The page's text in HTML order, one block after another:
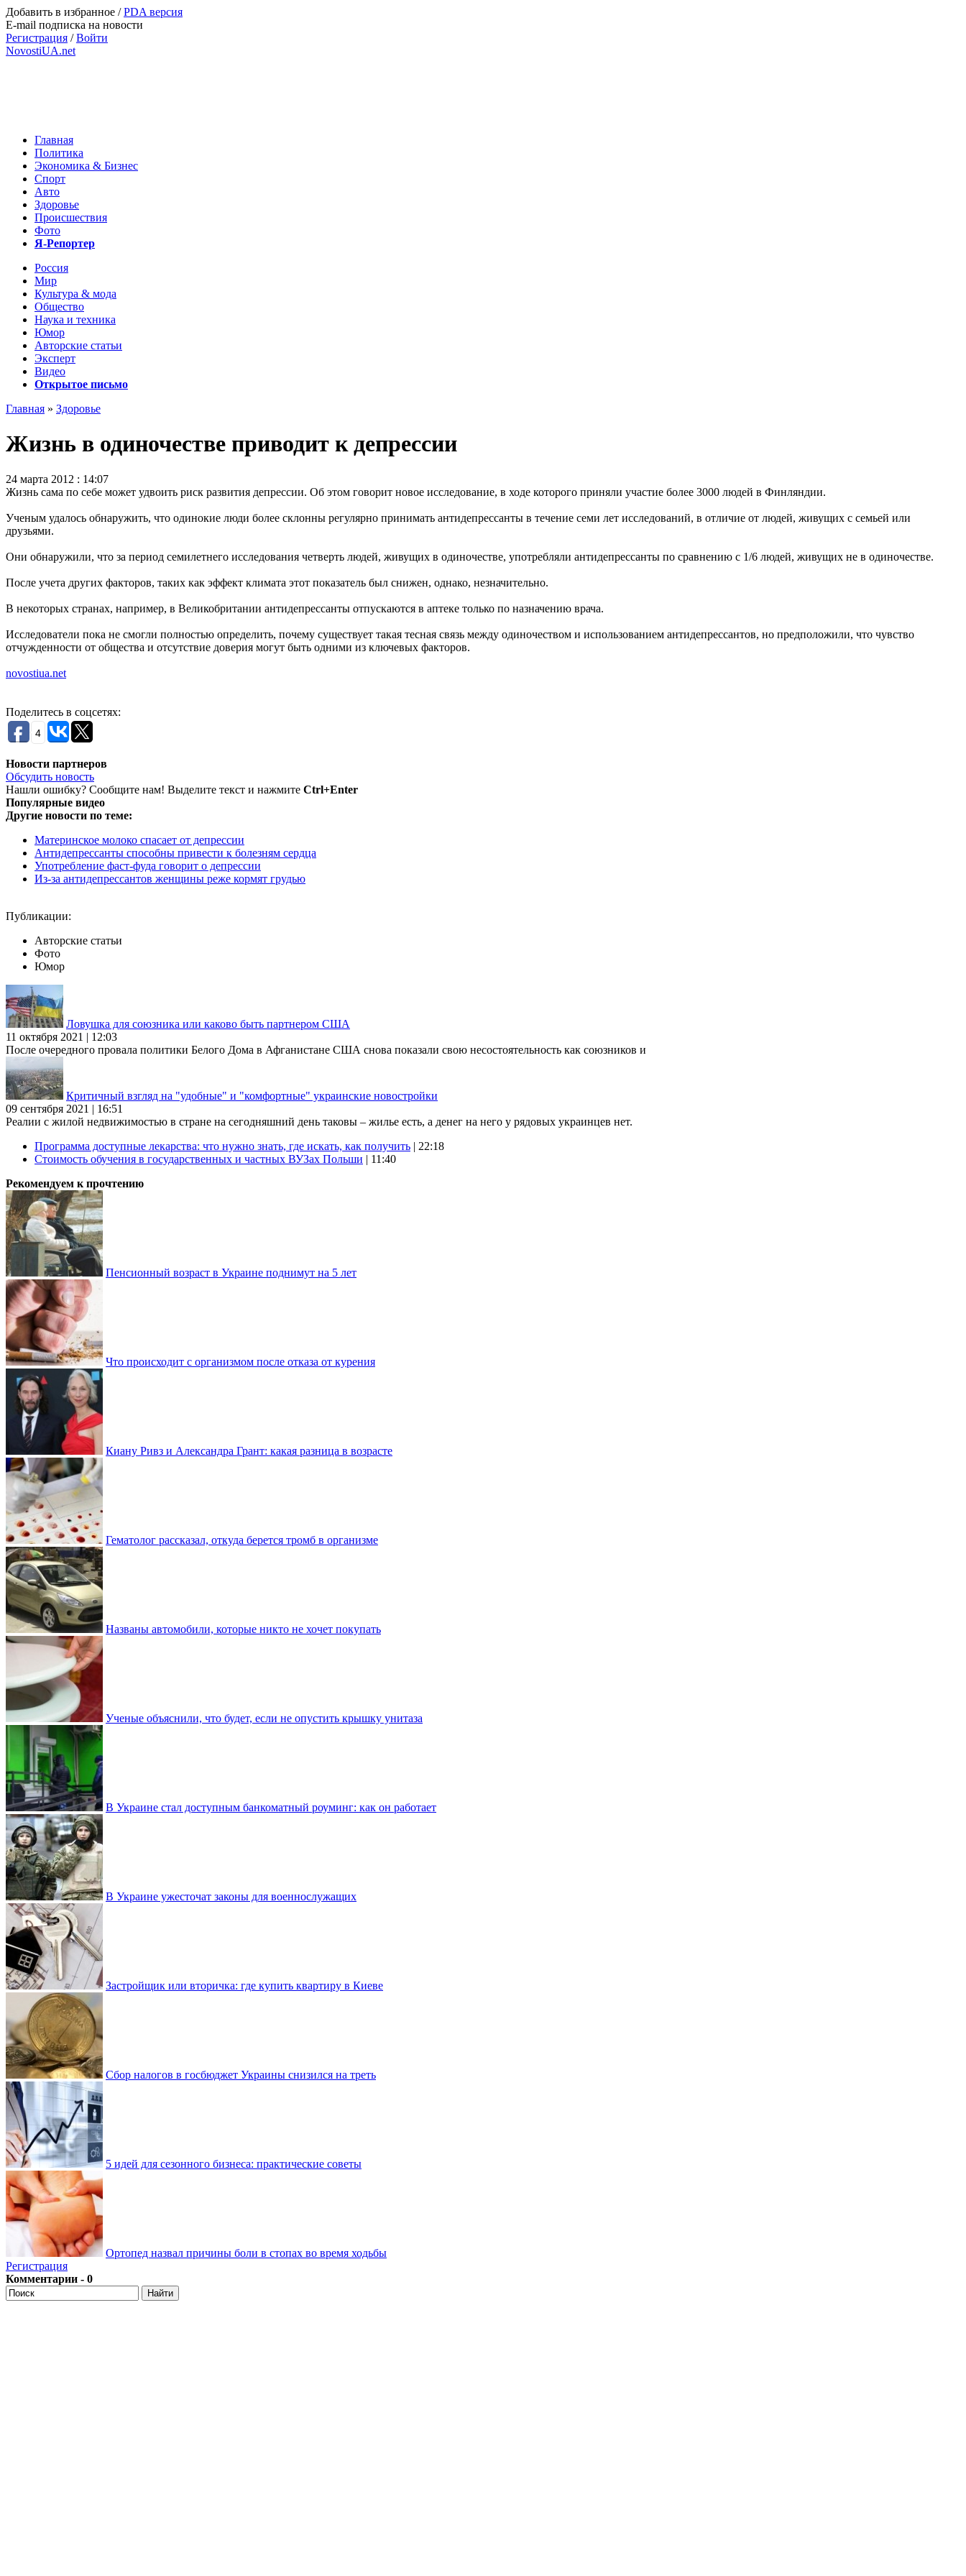
Добавить в избранное /PDA версия
E-mail подписка на новости
Регистрация /Войти
NovostiUA.net
Главная
Политика
Экономика & Бизнес
Спорт
Авто
Здоровье
Происшествия
Фото
Я-Репортер
Россия
Мир
Культура & мода
Общество
Наука и техника
Юмор
Авторские статьи
Эксперт
Видео
Открытое письмо
Главная » Здоровье
Жизнь в одиночестве приводит к депрессии
24 марта 2012 : 14:07
Жизнь сама по себе может удвоить риск развития депрессии. Об этом говорит новое исследование, в ходе которого приняли участие более 3000 людей в Финляндии.
Ученым удалось обнаружить, что одинокие люди более склонны регулярно принимать антидепрессанты в течение семи лет исследований, в отличие от людей, живущих с семьей или
друзьями.
Они обнаружили, что за период семилетнего исследования четверть людей, живущих в одиночестве, употребляли антидепрессанты по сравнению с 1/6 людей, живущих не в одиночестве.
После учета других факторов, таких как эффект климата этот показатель был снижен, однако, незначительно.
В некоторых странах, например, в Великобритании антидепрессанты отпускаются в аптеке только по назначению врача.
Исследователи пока не смогли полностью определить, почему существует такая тесная связь между одиночеством и использованием антидепрессантов, но предположили, что чувство
отчужденности от общества и отсутствие доверия могут быть одними из ключевых факторов.
novostiua.net
Поделитесь в соцсетях:
4
Новости партнеров
Обсудить новость
Нашли ошибку? Сообщите нам! Выделите текст и нажмите Ctrl+Enter
Популярные видео
Другие новости по теме:
Материнское молоко спасает от депрессии
Антидепрессанты способны привести к болезням сердца
Употребление фаст-фуда говорит о депрессии
Из-за антидепрессантов женщины реже кормят грудью
Публикации:
Авторские статьи
Фото
Юмор
Ловушка для союзника или каково быть партнером США
11 октября 2021 | 12:03
После очередного провала политики Белого Дома в Афганистане США снова показали свою несостоятельность как союзников и
Критичный взгляд на "удобные" и "комфортные" украинские новостройки
09 сентября 2021 | 16:51
Реалии с жилой недвижимостью в стране на сегодняшний день таковы – жилье есть, а денег на него у рядовых украинцев нет.
Программа доступные лекарства: что нужно знать, где искать, как получить | 22:18
Стоимость обучения в государственных и частных ВУЗах Польши | 11:40
Рекомендуем к прочтению
Пенсионный возраст в Украине поднимут на 5 лет
Что происходит с организмом после отказа от курения
Киану Ривз и Александра Грант: какая разница в возрасте
Гематолог рассказал, откуда берется тромб в организме
Названы автомобили, которые никто не хочет покупать
Ученые объяснили, что будет, если не опустить крышку унитаза
В Украине стал доступным банкоматный роуминг: как он работает
В Украине ужесточат законы для военнослужащих
Застройщик или вторичка: где купить квартиру в Киеве
Сбор налогов в госбюджет Украины снизился на треть
5 идей для сезонного бизнеса: практические советы
Ортопед назвал причины боли в стопах во время ходьбы
Регистрация
Комментарии - 0